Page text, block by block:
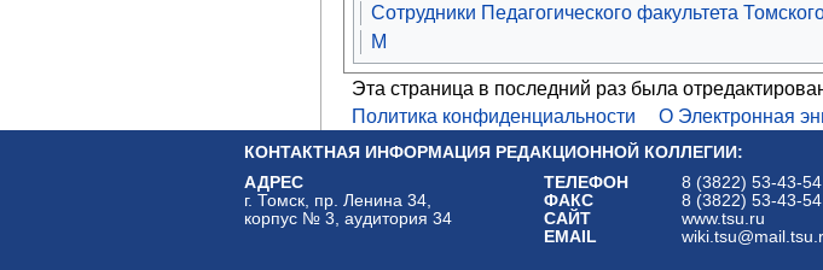
Сотрудники Педагогического факультета
М
Эта страница в последний раз была
Политика конфиденциальности
О Электронная
КОНТАКТНАЯ ИНФОРМАЦИЯ РЕДАКЦИОННОЙ КОЛЛЕГИИ:
АДРЕС
г. Томск, пр. Ленина 34,
корпус № 3, аудитория 34
ТЕЛЕФОН
ФАКС
САЙТ
EMAIL
8 (3822) 53-43-54
8 (3822) 53-43-54
www.tsu.ru